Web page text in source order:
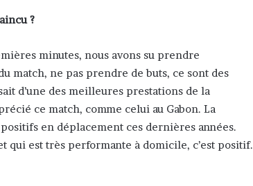
?
minutes, nous avons su prendre
match, ne pas prendre de buts, ce sont des
d’une des meilleures prestations de la
ce match, comme celui au Gabon. La
en déplacement ces dernières années.
qui est très performante à domicile, c’est positif.